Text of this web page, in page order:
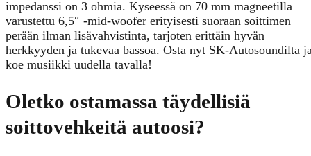
impedanssi on 3 ohmia. Kyseessä on 70 mm magneetilla
varustettu 6,5″ -mid-woofer erityisesti suoraan soittimen
perään ilman lisävahvistinta, tarjoten erittäin hyvän
herkkyyden ja tukevaa bassoa. Osta nyt SK-Autosoundilta
koe musiikki uudella tavalla!
Oletko ostamassa täydellisiä
soittovehkeitä autoosi?